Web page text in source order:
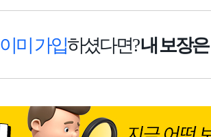
이미 가입하셨다면?내 보장은